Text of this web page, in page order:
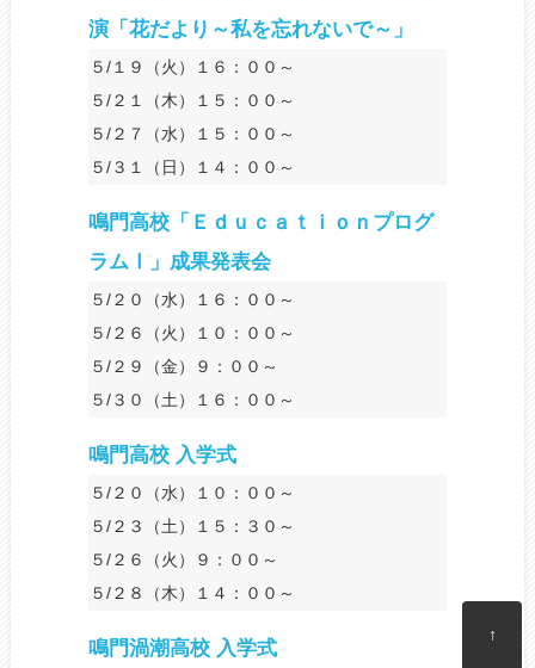
演「花だより～私を忘れないで～」
５/１９（火）１６：００～
５/２１（木）１５：００～
５/２７（水）１５：００～
５/３１（日）１４：００～
鳴門高校「Ｅｄｕｃａｔｉｏｎプログ
ラムⅠ」成果発表会
５/２０（水）１６：００～
５/２６（火）１０：００～
５/２９（金）９：００～
５/３０（土）１６：００～
鳴門高校 入学式
５/２０（水）１０：００～
５/２３（土）１５：３０～
５/２６（火）９：００～
５/２８（木）１４：００～
鳴門渦潮高校 入学式
↑